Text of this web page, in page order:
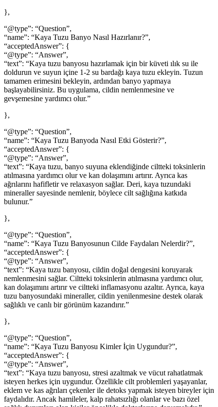
},
“@type”: “Question”,
“name”: “Kaya Tuzu Banyo Nasıl Hazırlanır?”,
“acceptedAnswer”: {
“@type”: “Answer”,
“text”: “Kaya tuzu banyosu hazırlamak için bir küveti ılık su ile
doldurun ve suyun içine 1-2 su bardağı kaya tuzu ekleyin. Tuzun
tamamen erimesini bekleyin, ardından banyo yapmaya
başlayabilirsiniz. Bu uygulama, cildin nemlenmesine ve
gevşemesine yardımcı olur.”
},
“@type”: “Question”,
“name”: “Kaya Tuzu Banyoda Nasıl Etki Gösterir?”,
“acceptedAnswer”: {
“@type”: “Answer”,
“text”: “Kaya tuzu, banyo suyuna eklendiğinde ciltteki toksinlerin
atılmasına yardımcı olur ve kan dolaşımını artırır. Ayrıca kas
ağrılarını hafifletir ve relaxasyon sağlar. Deri, kaya tuzundaki
mineraller sayesinde nemlenir, böylece cilt sağlığına katkıda
bulunur.”
},
“@type”: “Question”,
“name”: “Kaya Tuzu Banyosunun Cilde Faydaları Nelerdir?”,
“acceptedAnswer”: {
“@type”: “Answer”,
“text”: “Kaya tuzu banyosu, cildin doğal dengesini koruyarak
nemlenmesini sağlar. Ciltteki toksinlerin atılmasına yardımcı olur,
kan dolaşımını artırır ve ciltteki inflamasyonu azaltır. Ayrıca, kaya
tuzu banyosundaki mineraller, cildin yenilenmesine destek olarak
sağlıklı ve canlı bir görünüm kazandırır.”
},
“@type”: “Question”,
“name”: “Kaya Tuzu Banyosu Kimler İçin Uygundur?”,
“acceptedAnswer”: {
“@type”: “Answer”,
“text”: “Kaya tuzu banyosu, stresi azaltmak ve vücut rahatlatmak
isteyen herkes için uygundur. Özellikle cilt problemleri yaşayanlar,
eklem ve kas ağrıları çekenler ile detoks yapmak isteyen bireyler için
faydalıdır. Ancak hamileler, kalp rahatsızlığı olanlar ve bazı özel